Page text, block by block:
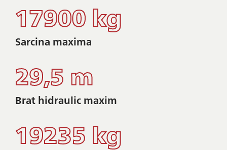
17900 kg
Sarcina maxima
29,5 m
Brat hidraulic maxim
19235 kg